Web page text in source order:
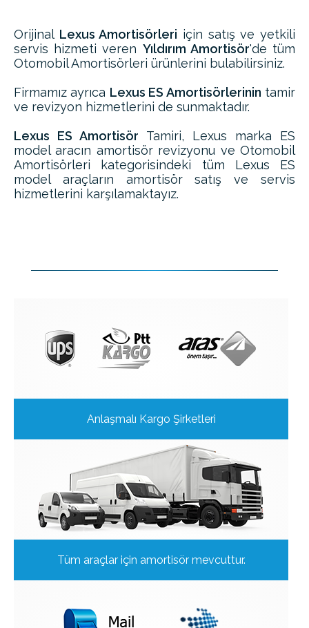
Orijinal Lexus Amortisörleri için satış ve yetkili
servis hizmeti veren Yıldırım Amortisör'de tüm
Otomobil Amortisörleri ürünlerini bulabilirsiniz.
Firmamız ayrıca Lexus ES Amortisörlerinin tamir
ve revizyon hizmetlerini de sunmaktadır.
Lexus ES Amortisör Tamiri, Lexus marka ES
model aracın amortisör revizyonu ve Otomobil
Amortisörleri kategorisindeki tüm Lexus ES
model araçların amortisör satış ve servis
hizmetlerini karşılamaktayız.
Anlaşmalı Kargo Şirketleri
Tüm araçlar için amortisör mevcuttur.